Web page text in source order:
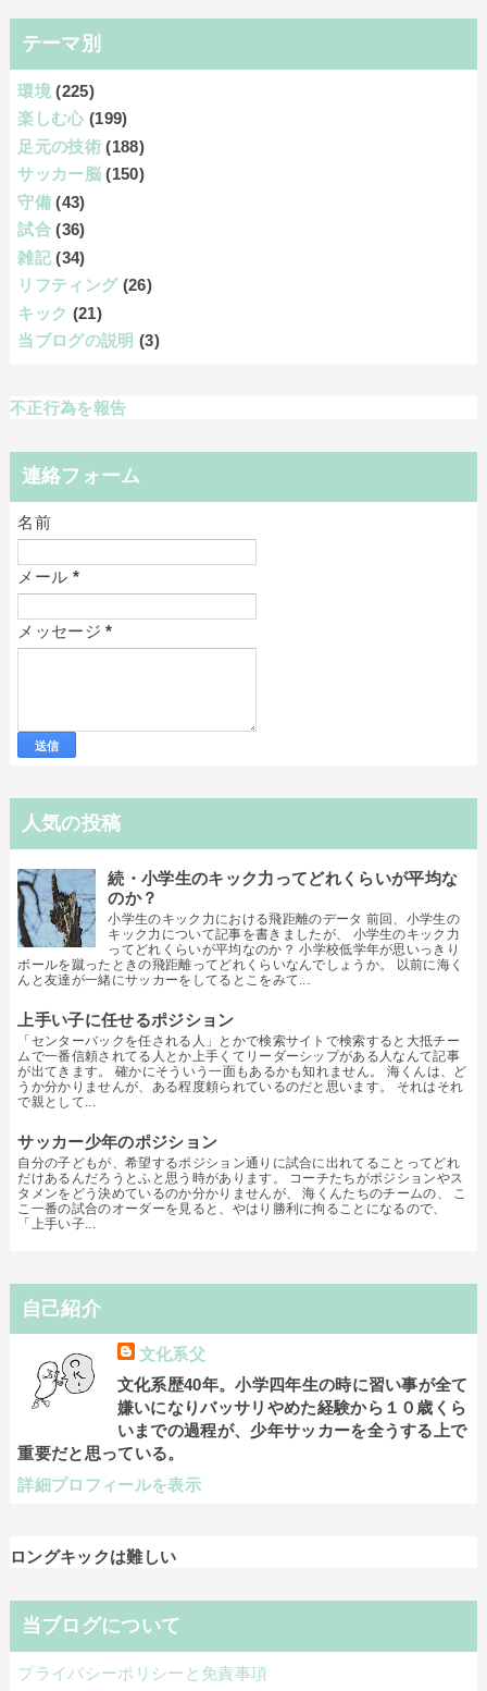
テーマ別
環境 (225)
楽しむ心 (199)
足元の技術 (188)
サッカー脳 (150)
守備 (43)
試合 (36)
雑記 (34)
リフティング (26)
キック (21)
当ブログの説明 (3)
不正行為を報告
連絡フォーム
名前
メール *
メッセージ*
人気の投稿
続・小学生のキック力ってどれくらいが平均な
のか？
小学生のキック力における飛距離のデータ 前回、小学生の
キック力について記事を書きましたが、 小学生のキック力
ってどれくらいが平均なのか？ 小学校低学年が思いっきり
ボールを蹴ったときの飛距離ってどれくらいなんでしょうか。 以前に海く
んと友達が一緒にサッカーをしてるとこをみて...
上手い子に任せるポジション
「センターバックを任される人」とかで検索サイトで検索すると大抵チー
ムで一番信頼されてる人とか上手くてリーダーシップがある人なんて記事
が出てきます。 確かにそういう一面もあるかも知れません。 海くんは、ど
うか分かりませんが、ある程度頼られているのだと思います。 それはそれ
で親として...
サッカー少年のポジション
自分の子どもが、希望するポジション通りに試合に出れてることってどれ
だけあるんだろうとふと思う時があります。 コーチたちがポジションやス
タメンをどう決めているのか分かりませんが、 海くんたちのチームの、 こ
こ一番の試合のオーダーを見ると、やはり勝利に拘ることになるので、
「上手い子...
自己紹介
文化系父
文化系歴40年。小学四年生の時に習い事が全て
嫌いになりバッサリやめた経験から１０歳くら
いまでの過程が、少年サッカーを全うする上で
重要だと思っている。
詳細プロフィールを表示
ロングキックは難しい
当ブログについて
プライバシーポリシーと免責事項